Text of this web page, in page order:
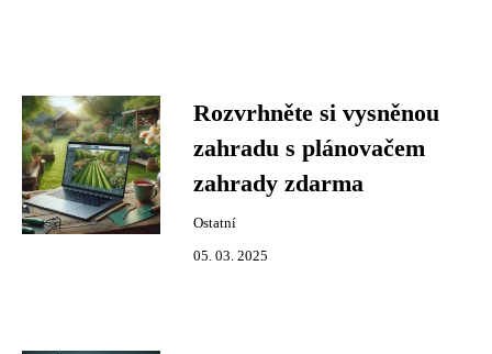
Rozvrhněte si vysněnou
zahradu s plánovačem
zahrady zdarma
Ostatní
05. 03. 2025